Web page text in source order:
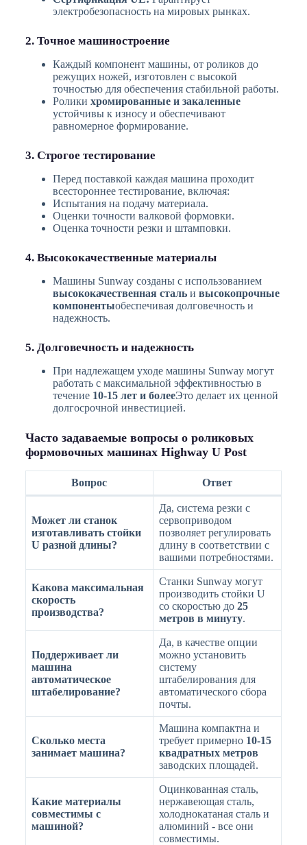
электробезопасность на мировых рынках.
2. Точное машиностроение
Каждый компонент машины, от роликов до
режущих ножей, изготовлен с высокой
точностью для обеспечения стабильной работы.
Ролики хромированные и закаленные
устойчивы к износу и обеспечивают
равномерное формирование.
3. Строгое тестирование
Перед поставкой каждая машина проходит
всестороннее тестирование, включая:
Испытания на подачу материала.
Оценки точности валковой формовки.
Оценка точности резки и штамповки.
4. Высококачественные материалы
Машины Sunway созданы с использованием
высококачественная стальи высокопрочные
компонентыобеспечивая долговечность и
надежность.
5. Долговечность и надежность
При надлежащем уходе машины Sunway могут
работать с максимальной эффективностью в
течение 10-15 лет и болееЭто делает их ценной
долгосрочной инвестицией.
Часто задаваемые вопросы о роликовых
формовочных машинах Highway U Post
Вопрос Ответ
Может ли станок
изготавливать стойки
U разной длины?
Да, система резки с
сервоприводом
позволяет регулировать
длину в соответствии с
вашими потребностями.
Какова максимальная
скорость
производства?
Станки Sunway могут
производить стойки U
со скоростью до 25
метров в минуту.
Поддерживает ли
машина
автоматическое
штабелирование?
Да, в качестве опции
можно установить
систему
штабелирования для
автоматического сбора
почты.
Сколько места
занимает машина?
Машина компактна и
требует примерно 10-15
квадратных метров
заводских площадей.
Какие материалы
совместимы с
машиной?
Оцинкованная сталь,
нержавеющая сталь,
холоднокатаная сталь и
алюминий - все они
совместимы.